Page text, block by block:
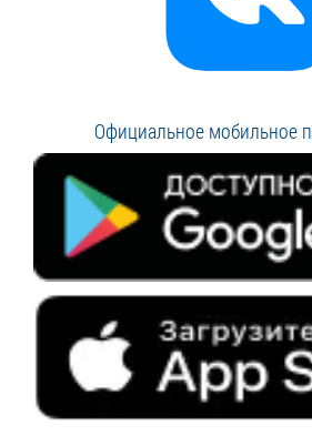
Официальное мобильное